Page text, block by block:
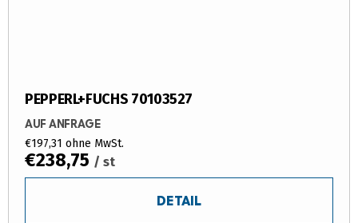
PEPPERL+FUCHS 70103527
AUF ANFRAGE
€197,31 ohne MwSt.
€238,75 / st
DETAIL